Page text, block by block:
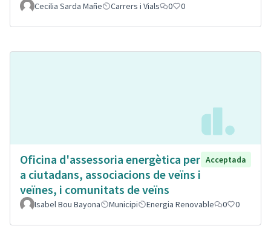
Cecilia Sarda Mañe Carrers i Vials 0 0
Oficina d'assessoria energètica per
a ciutadans, associacions de veïns i
veïnes, i comunitats de veïns
Acceptada
Isabel Bou Bayona Municipi Energia Renovable 0 0